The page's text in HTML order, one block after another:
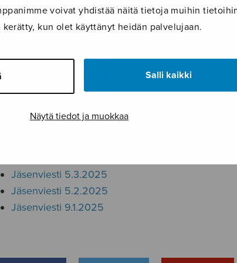
voivat yhdistää näitä tietoja muihin
kun olet käyttänyt heidän palvelujaan.
Salli kaikki
Näytä tiedot ja muokkaa
Jäsenviesti 5.11.2025
Jäsenviesti 3.9.2025
Jäsenviesti 4.6.2025
Jäsenviesti 5.3.2025
Jäsenviesti 5.2.2025
Jäsenviesti 9.1.2025